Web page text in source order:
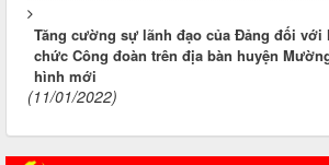
Tăng cường sự lãnh đạo của Đảng đối với
chức Công đoàn trên địa bàn huyện
hình mới
(11/01/2022)